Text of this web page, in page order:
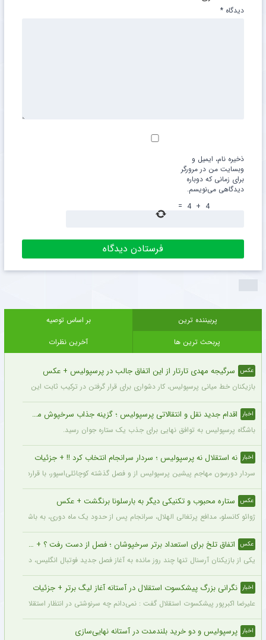
دیدگاه *
ذخیره نام، ایمیل و
وبسایت من در مرورگر
برای زمانی که دوباره
دیدگاهی می‌نویسم.
4
+
4
=
پربیننده ترین
بر اساس توصیه
پربحث ترین ها
آخرین نظرات
عکس سرگیجه مهدی تارتار از این اتفاق جالب در پرسپولیس + عکس
بازیکنان خط میانی پرسپولیس، کار دشواری برای قرار گرفتن در ترکیب ثابت این تیم
اخبار اقدام جدید نقل و انتقالاتی پرسپولیس ؛ گزینه جذاب سرخپوش می شود؟
باشگاه پرسپولیس به توافق نهایی برای جذب یک ستاره جوان رسید.
اخبار نه استقلال نه پرسپولیس ؛ سردار سرانجام انتخاب کرد !! + جزئیات
سردار دورسون مهاجم پیشین پرسپولیس از و فصل گذشته کوچائلی‌اسپور، با قراردادی
عکس ستاره محبوب و تکنیکی دیگر به بارسلونا برنگشت + عکس
ژوائو کانسلو، مدافع پرتغالی الهلال، سرانجام پس از حدود یک ماه دوری، به باشگاه
عکس اتفاق تلخ برای استعداد برتر سرخپوشان ؛ فصل از دست رفت ؟ + عکس
یکی از بازیکنان آرسنال تنها چند روز مانده به آغاز فصل جدید فوتبال انگلیس، دچار
اخبار نگرانی بزرگ پیشکسوت استقلال در آستانه آغاز لیگ برتر + جزئیات
علیرضا اکبرپور پیشکسوت استقلال گفت : نمی‌دانم چه سرنوشتی در انتظار استقلال
اخبار پرسپولیس و دو خرید بلندمدت در آستانه نهایی‌سازی